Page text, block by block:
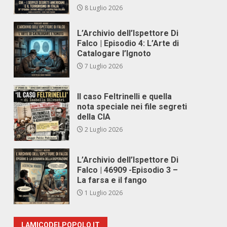
8 Luglio 2026
L’Archivio dell’Ispettore Di
Falco | Episodio 4: L’Arte di
Catalogare l’Ignoto
7 Luglio 2026
Il caso Feltrinelli e quella
nota speciale nei file segreti
della CIA
2 Luglio 2026
L’Archivio dell’Ispettore Di
Falco | 46909 -Episodio 3 –
La farsa e il fango
1 Luglio 2026
LAMICODELPOPOLO.IT